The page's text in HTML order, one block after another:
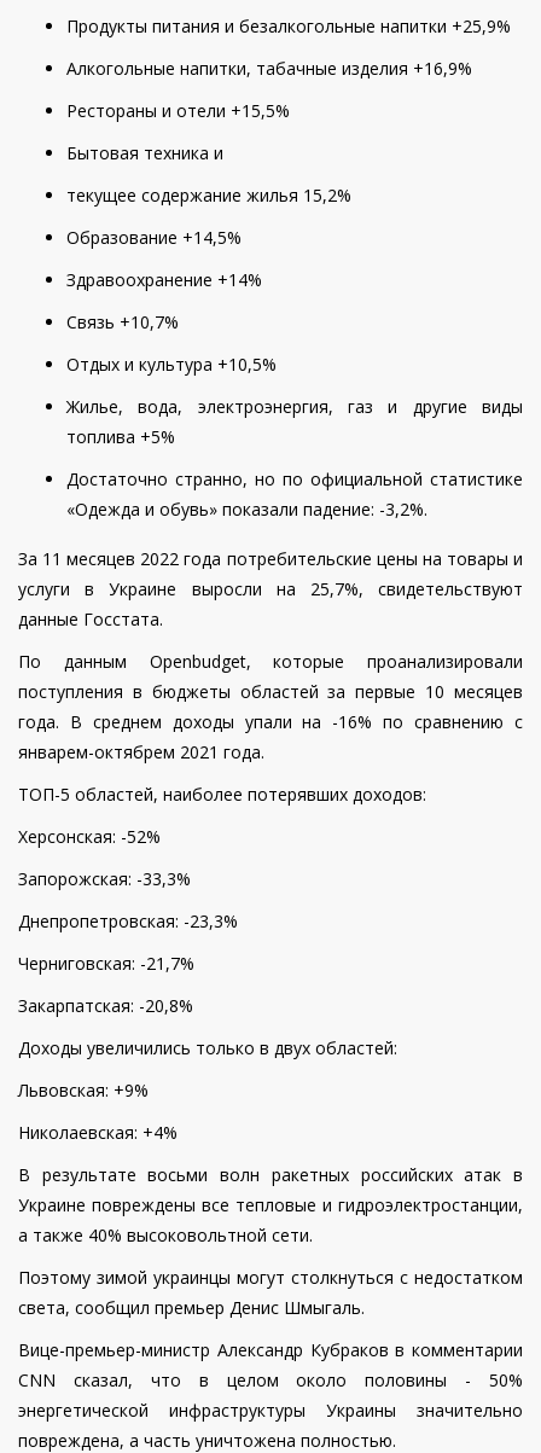
Продукты питания и безалкогольные напитки +25,9%
Алкогольные напитки, табачные изделия +16,9%
Рестораны и отели +15,5%
Бытовая техника и
текущее содержание жилья 15,2%
Образование +14,5%
Здравоохранение +14%
Связь +10,7%
Отдых и культура +10,5%
Жилье, вода, электроэнергия, газ и другие виды
топлива +5%
Достаточно странно, но по официальной статистике
«Одежда и обувь» показали падение: -3,2%.
За 11 месяцев 2022 года потребительские цены на товары и
услуги в Украине выросли на 25,7%, свидетельствуют
данные Госстата.
По данным Openbudget, которые проанализировали
поступления в бюджеты областей за первые 10 месяцев
года. В среднем доходы упали на -16% по сравнению с
январем-октябрем 2021 года.
ТОП-5 областей, наиболее потерявших доходов:
Херсонская: -52%
Запорожская: -33,3%
Днепропетровская: -23,3%
Черниговская: -21,7%
Закарпатская: -20,8%
Доходы увеличились только в двух областей:
Львовская: +9%
Николаевская: +4%
В результате восьми волн ракетных российских атак в
Украине повреждены все тепловые и гидроэлектростанции,
а также 40% высоковольтной сети.
Поэтому зимой украинцы могут столкнуться с недостатком
света, сообщил премьер Денис Шмыгаль.
Вице-премьер-министр Александр Кубраков в комментарии
CNN сказал, что в целом около половины - 50%
энергетической инфраструктуры Украины значительно
повреждена, а часть уничтожена полностью.